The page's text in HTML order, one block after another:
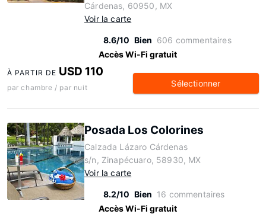
Cárdenas, 60950, MX
Voir la carte
8.6/10 Bien 606 commentaires
Accès Wi-Fi gratuit
À PARTIR DE USD 110
par chambre / par nuit Sélectionner
Posada Los Colorines
Calzada Lázaro Cárdenas
s/n, Zinapécuaro, 58930, MX
Voir la carte
8.2/10 Bien 16 commentaires
Accès Wi-Fi gratuit